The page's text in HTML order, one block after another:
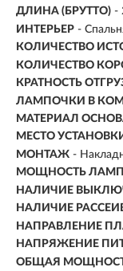
ДЛИНА (БРУТТО) -
ИНТЕРЬЕР -
КОЛИЧЕСТВО
КОЛИЧЕСТВО
КРАТНОСТЬ
ЛАМПОЧКИ В
МАТЕРИАЛ
МЕСТО
МОНТАЖ -
МОЩНОСТЬ
НАЛИЧИЕ
НАЛИЧИЕ
НАПРАВЛЕНИЕ
НАПРЯЖЕНИЕ
ОБЩАЯ